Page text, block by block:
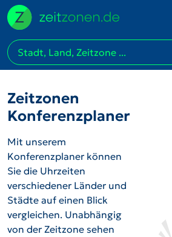
Zeitzonen
Konferenzplaner
Mit unserem
Konferenzplaner können
Sie die Uhrzeiten
verschiedener Länder und
Städte auf einen Blick
vergleichen. Unabhängig
von der Zeitzone sehen